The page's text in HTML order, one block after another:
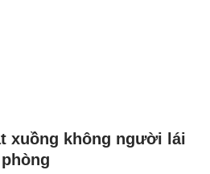
xuồng không người lái